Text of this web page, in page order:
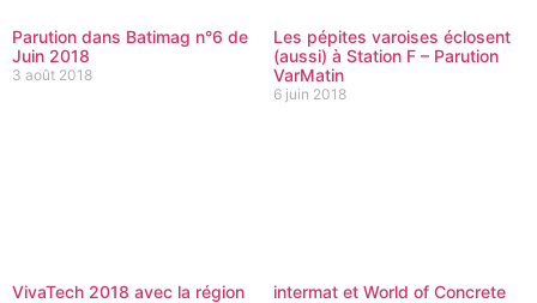
Parution dans Batimag n°6 de
Juin 2018
3 août 2018
Les pépites varoises éclosent
(aussi) à Station F – Parution
VarMatin
6 juin 2018
VivaTech 2018 avec la région
intermat et World of Concrete